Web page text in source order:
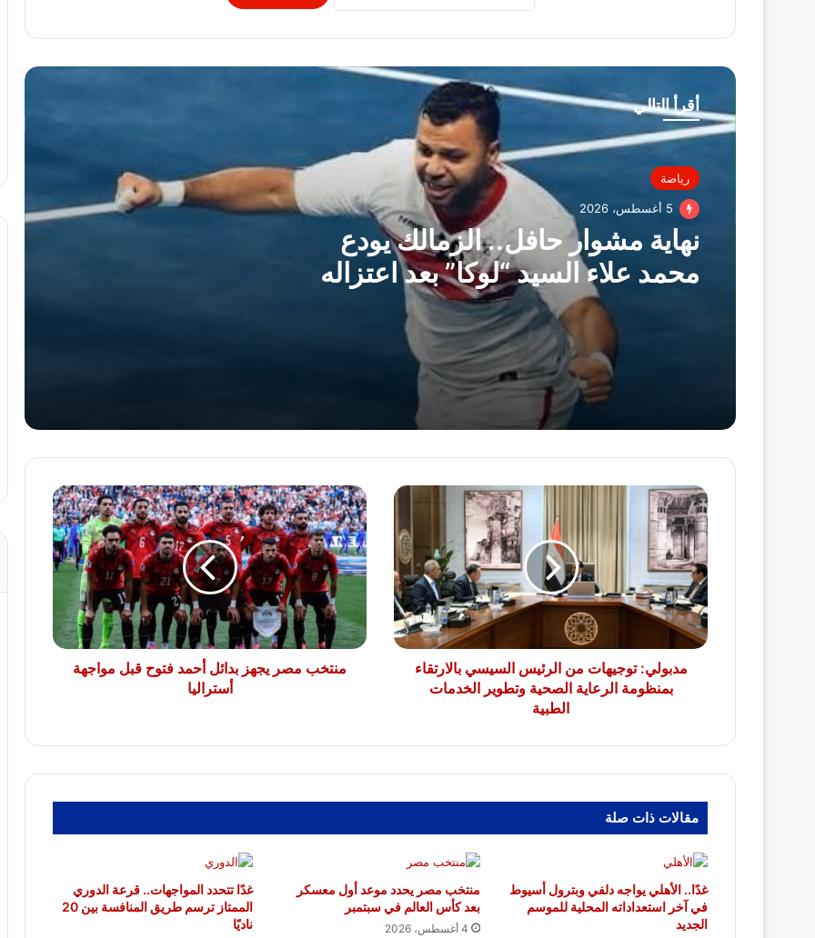
أقرأ التالي
رياضة
5 أغسطس، 2026
نهاية مشوار حافل.. الزمالك يودع
محمد علاء السيد “لوكا” بعد اعتزاله
مشوار المقاولون العرب في الدوري
الممتاز.. جدول المباريات كاملًا
رسميًا.. بتروجت يضم كيجوجلو سيجوتا في
الأهلي يدرس تسويق محمد شريف خلال
الميركاتو الصيفي.. والعروض تحسم مصيره
منتخب مصر يواجه الدنمارك في بطولة
العالم لكرة اليد للناشئات.. الموعد والتفاصيل
مدبولي:
توجيهات
من
الرئيس
السيسي
بالارتقاء
بمنظومة
الرعاية
الصحية
وتطويرمدبولي: توجيهات من الرئيس السيسي بالارتقاء
بمنظومة الرعاية الصحية وتطوير الخدمات
الطبية
منتخب
مصر
يجهز
بدائل
أحمد
مواجهة
أستراليا
منتخب مصر يجهز بدائل أحمد فتوح قبل مواجهة
أستراليا
مقالات ذات صلة
غدًا.. الأهلي يواجه دلفي وبترول أسيوط
في آخر استعداداته المحلية للموسم
الجديد
منتخب مصر يحدد موعد أول معسكر
بعد كأس العالم في سبتمبر
4 أغسطس، 2026
غدًا تتحدد المواجهات.. قرعة الدوري
الممتاز ترسم طريق المنافسة بين 20
ناديًا